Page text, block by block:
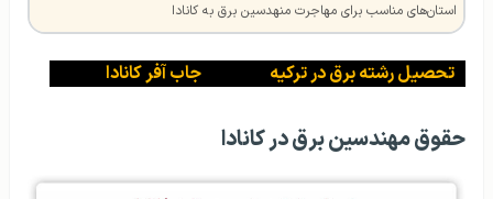
استان‌های مناسب برای مهاجرت منهدسین برق به کانادا
تحصیل رشته برق در ترکیه جاب آفر کانادا
حقوق مهندسین برق در کانادا